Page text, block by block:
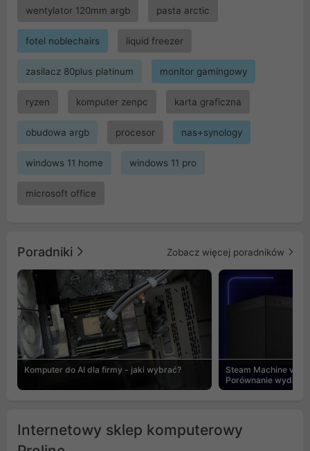
wentylator 120mm argb pasta arctic
fotel noblechairs liquid freezer
zasilacz 80plus platinum monitor gamingowy
ryzen komputer zenpc karta graficzna
obudowa argb procesor nas+synology
windows 11 home windows 11 pro
microsoft office
Poradniki Zobacz więcej poradników
Komputer do AI dla firmy - jaki wybrać?
Steam Machine vs
Porównanie
Internetowy sklep komputerowy